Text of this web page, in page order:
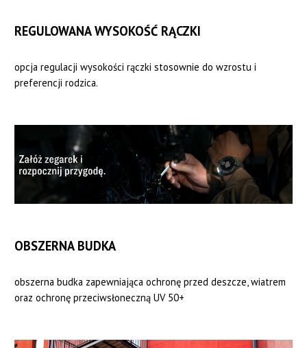
REGULOWANA WYSOKOŚĆ RĄCZKI
opcja regulacji wysokości rączki stosownie do wzrostu i
preferencji rodzica.
OBSZERNA BUDKA
obszerna budka zapewniająca ochronę przed deszcze, wiatrem
oraz ochronę przeciwsłoneczną UV 50+